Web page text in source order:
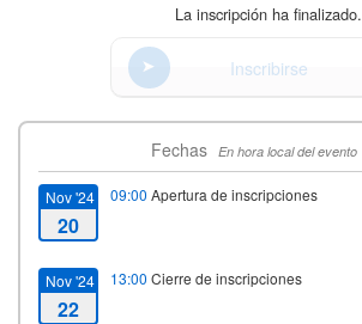
La inscripción ha finalizado.
Inscribirse
Fechas En hora local del evento
Nov '24
20
09:00 Apertura de inscripciones
Nov '24
22
13:00 Cierre de inscripciones